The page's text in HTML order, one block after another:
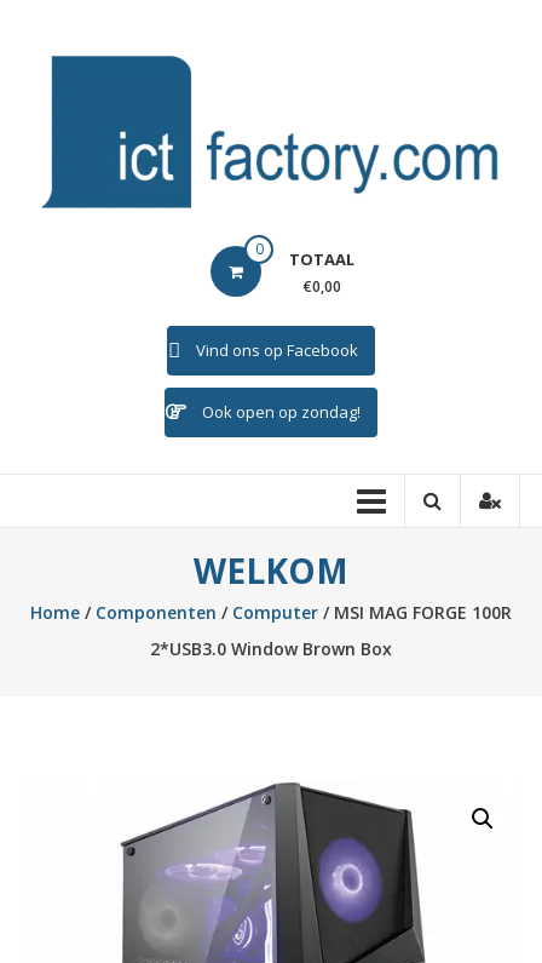
ICTFACTORY 0 TOTAAL
€0,00
Vind ons op Facebook
Ook open op zondag!
WELKOM
Home/ Componenten / Computer/ MSI MAG FORGE 100R
2*USB3.0 Window Brown Box